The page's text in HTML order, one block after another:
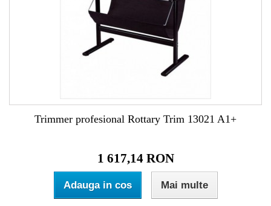
Trimmer profesional Rottary Trim 13021 A1+
1 617,14 RON
Adauga in cos Mai multe